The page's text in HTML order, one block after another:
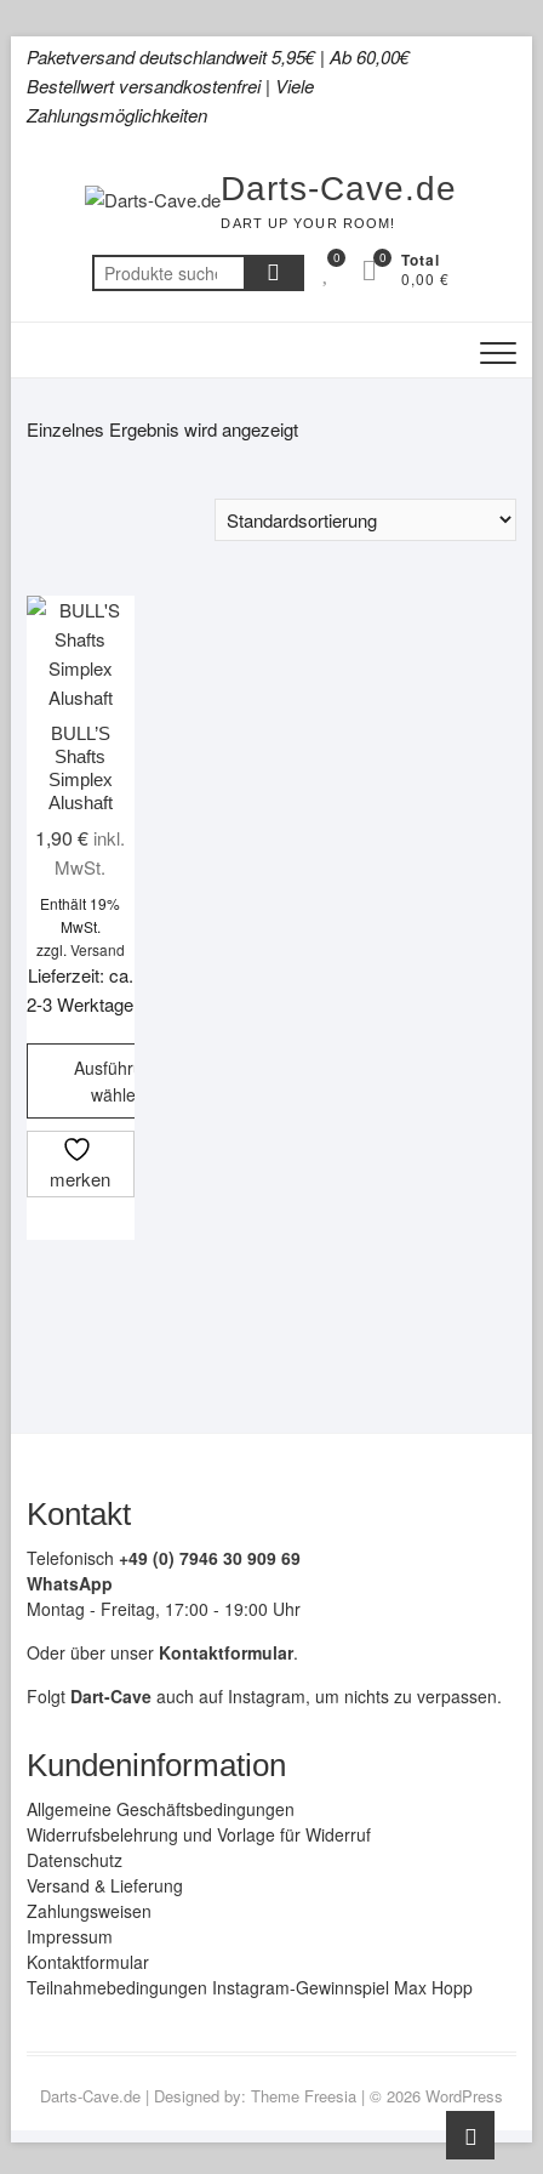
Skip
content
Paketversand deutschlandweit 5,95€ | Ab 60,00€
Bestellwert versandkostenfrei | Viele
Zahlungsmöglichkeiten
Darts-Cave.de
DART UP YOUR ROOM!
Suchen
nach:
0 Total
0,00 €
0
Einzelnes Ergebnis wird angezeigt
BULL’S
Shafts
Simplex
Alushaft
1,90€ inkl.
MwSt.
Enthält 19%
MwSt.
zzgl. Versand
Lieferzeit: ca.
2-3 Werktage
Ausführung
wählen
Dieses
Produkt
weist
werden
merken
Kontakt
Telefonisch +49 (0) 7946 30 909 69
WhatsApp
Montag - Freitag, 17:00 - 19:00 Uhr
Oder über unser Kontaktformular.
Folgt Dart-Caveauch auf Instagram, um nichts zu verpassen.
Kundeninformation
Allgemeine Geschäftsbedingungen
Widerrufsbelehrung und Vorlage für Widerruf
Datenschutz
Versand & Lieferung
Zahlungsweisen
Impressum
Kontaktformular
Teilnahmebedingungen Instagram-Gewinnspiel Max Hopp
Darts-Cave.de| Designed by: Theme Freesia| © 2026 WordPress
Go
to